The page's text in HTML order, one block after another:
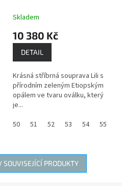
ŘETÍZKEM, PRSTEN
a věrnosti
Skladem
10 380 Kč
DETAIL
Krásná stříbrná souprava Lili s
přírodním zeleným Etiopským
opálem ve tvaru oválku, který
je...
50
51 52 53 54 55
PRODUKTY